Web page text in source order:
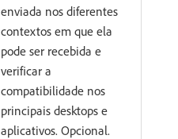
enviada nos diferentes
contextos em que ela
pode ser recebida e
verificar a
compatibilidade nos
principais desktops e
aplicativos. Opcional.